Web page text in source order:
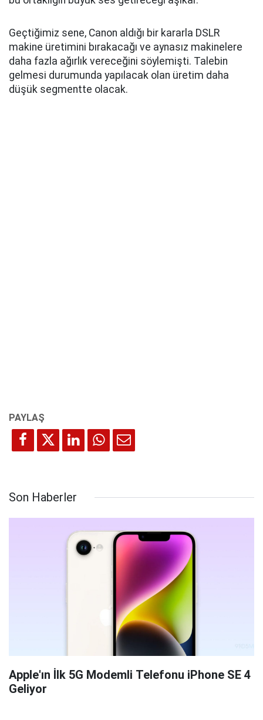
Geçtiğimiz sene, Canon aldığı bir kararla DSLR
makine üretimini bırakacağı ve aynasız makinelere
daha fazla ağırlık vereceğini söylemişti. Talebin
gelmesi durumunda yapılacak olan üretim daha
düşük segmentte olacak.
Son Haberler
Apple'ın İlk 5G Modemli Telefonu iPhone SE 4
Geliyor